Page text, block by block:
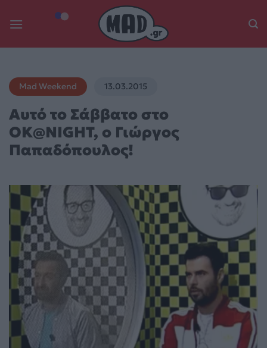
Mad Weekend 13.03.2015
Αυτό το Σάββατο στο
OK@NIGHT, o Γιώργος
Παπαδόπουλος!